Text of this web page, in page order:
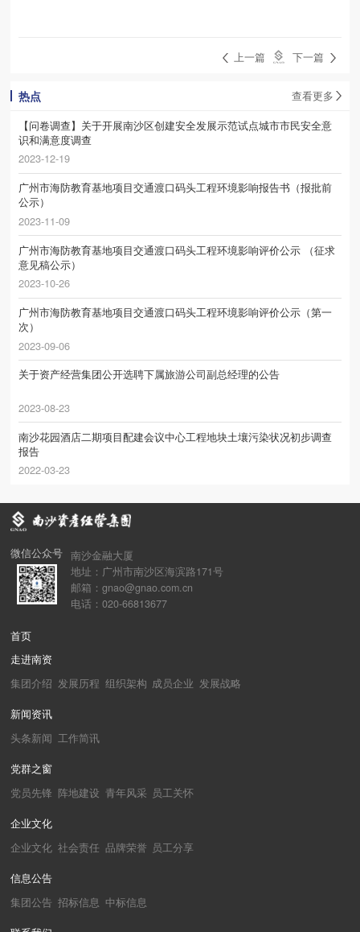
上一篇 下一篇
热点 查看更多
【问卷调查】关于开展南沙区创建安全发展示范试点城市市民安全意
识和满意度调查
2023-12-19
广州市海防教育基地项目交通渡口码头工程环境影响报告书（报批前
公示）
2023-11-09
广州市海防教育基地项目交通渡口码头工程环境影响评价公示 （征求
意见稿公示）
2023-10-26
广州市海防教育基地项目交通渡口码头工程环境影响评价公示（第一
次）
2023-09-06
关于资产经营集团公开选聘下属旅游公司副总经理的公告
2023-08-23
南沙花园酒店二期项目配建会议中心工程地块土壤污染状况初步调查
报告
2022-03-23
微信公众号 南沙金融大厦
地址：广州市南沙区海滨路171号
邮箱：gnao@gnao.com.cn
电话：020-66813677
首页
走进南资
集团介绍 发展历程 组织架构 成员企业 发展战略
新闻资讯
头条新闻 工作简讯
党群之窗
党员先锋 阵地建设 青年风采 员工关怀
企业文化
企业文化 社会责任 品牌荣誉 员工分享
信息公告
集团公告 招标信息 中标信息